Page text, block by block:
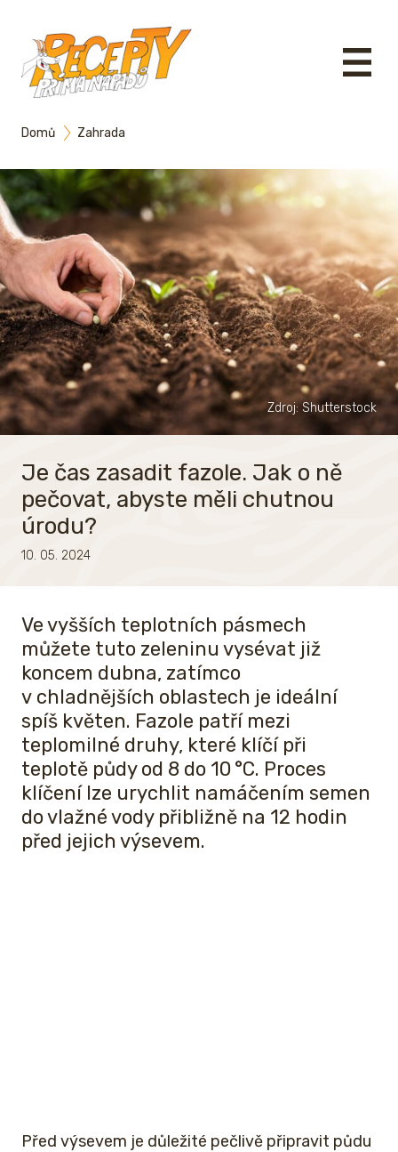
Domů Zahrada
Zdroj: Shutterstock
Je čas zasadit fazole. Jak o ně
pečovat, abyste měli chutnou
úrodu?
10. 05. 2024
Ve vyšších teplotních pásmech
můžete tuto zeleninu vysévat již
koncem dubna, zatímco
v chladnějších oblastech je ideální
spíš květen. Fazole patří mezi
teplomilné druhy, které klíčí při
teplotě půdy od 8 do 10 °C. Proces
klíčení lze urychlit namáčením semen
do vlažné vody přibližně na 12 hodin
před jejich výsevem.
Před výsevem je důležité pečlivě připravit půdu